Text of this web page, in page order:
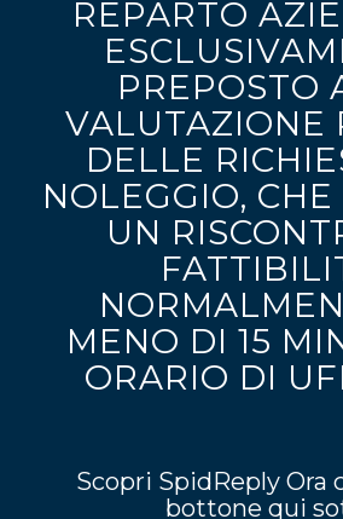
REPARTO
PREPOSTO
VALUTAZIONE
DELLE
NOLEGGIO,
UN
MENO DI 15
ORARIO DI
Scopri SpidReply Ora
bottone qui